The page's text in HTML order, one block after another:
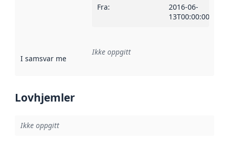
Fra:
2016-06-
13T00:00:00Z
I samsvar med Referanse til en implementasjonsregel
Ikke oppgitt
Lovhjemler
Ikke oppgitt